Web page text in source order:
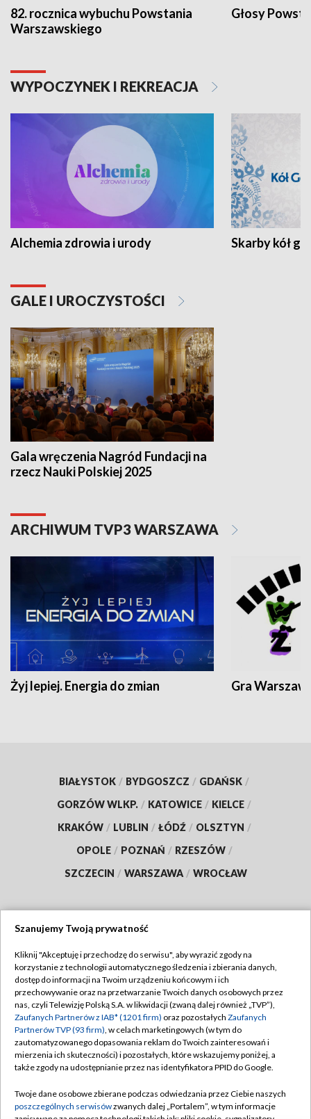
82. rocznica wybuchu Powstania
Warszawskiego
Głosy
WYPOCZYNEK I REKREACJA
Alchemia zdrowia i urody Skarby kół
GALE I UROCZYSTOŚCI
Gala wręczenia Nagród Fundacji na
rzecz Nauki Polskiej 2025
ARCHIWUM TVP3 WARSZAWA
Żyj lepiej. Energia do zmian Gra
BIAŁYSTOK / BYDGOSZCZ / GDAŃSK /
GORZÓW WLKP. / KATOWICE / KIELCE /
KRAKÓW / LUBLIN / ŁÓDŹ / OLSZTYN /
OPOLE / POZNAŃ / RZESZÓW /
SZCZECIN / WARSZAWA / WROCŁAW
TVP
Abonament TVP
Emisja w TVP
Centrum informacji TVP
Naziemna Telewizja Cyfrowa
Rada Programowa
Regulamin TVP
Polityka prywatności
Moje zgody
Pomoc
Kontakt
Szanujemy Twoją prywatność
Kliknij "Akceptuję i przechodzę do serwisu", aby wyrazić zgody na
korzystanie z technologii automatycznego śledzenia i zbierania danych,
dostęp do informacji na Twoim urządzeniu końcowym i ich
przechowywanie oraz na przetwarzanie Twoich danych osobowych przez
nas, czyli Telewizję Polską S.A. w likwidacji (zwaną dalej również „TVP”),
Zaufanych Partnerów z IAB* (1201 firm) oraz pozostałych Zaufanych
Partnerów TVP (93 firm), w celach marketingowych (w tym do
zautomatyzowanego dopasowania reklam do Twoich zainteresowań i
mierzenia ich skuteczności) i pozostałych, które wskazujemy poniżej, a
także zgody na udostępnianie przez nas identyfikatora PPID do Google.
Twoje dane osobowe zbierane podczas odwiedzania przez Ciebie naszych
poszczególnych serwisówzwanych dalej „Portalem”, w tym informacje